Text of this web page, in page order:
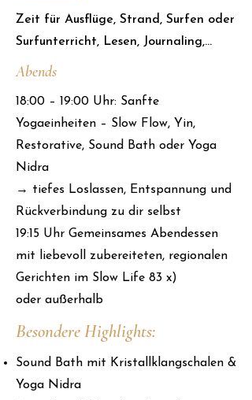
Zeit für Ausflüge, Strand, Surfen oder
Surfunterricht, Lesen, Journaling,...
Abends
18:00 – 19:00 Uhr: Sanfte
Yogaeinheiten – Slow Flow, Yin,
Restorative, Sound Bath oder Yoga
Nidra
→ tiefes Loslassen, Entspannung und
Rückverbindung zu dir selbst
19:15 Uhr Gemeinsames Abendessen
mit liebevoll zubereiteten, regionalen
Gerichten im Slow Life 83 x)
oder außerhalb
Besondere Highlights:
Sound Bath mit Kristallklangschalen &
Yoga Nidra